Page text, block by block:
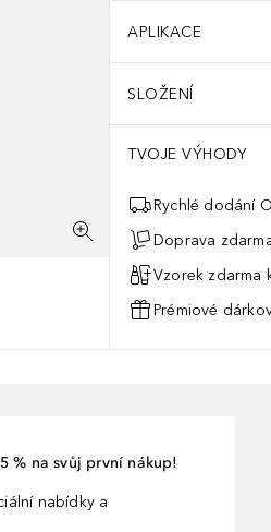
APLIKACE
SLOŽENÍ
TVOJE VÝHODY
Rychlé dodání
Doprava
Vzorek zdarma
Prémiové
% na svůj první nákup!
nabídky a